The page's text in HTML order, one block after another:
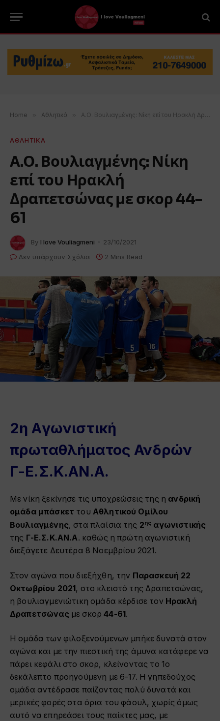
Home » Αθλητικά » Α.Ο. Βουλιαγμένης: Νίκη επί του Ηρακλή Δραπετσώνας με σκορ 44-61
ΑΘΛΗΤΙΚΑ
Α.Ο. Βουλιαγμένης: Νίκη
επί του Ηρακλή
Δραπετσώνας με σκορ 44-
61
By I love Vouliagmeni
23/10/2021
Δεν υπάρχουν Σχόλια
2 Mins Read
2η Αγωνιστική
πρωταθλήματος Ανδρών
Γ-Ε.Σ.Κ.ΑΝ.Α.
Με νίκη ξεκίνησε τις υποχρεώσεις της η ανδρική
ομάδα μπάσκετ του Αθλητικού Ομίλου
Βουλιαγμένης, στα πλαίσια της 2ης αγωνιστικής
της Γ-Ε.Σ.Κ.ΑΝ.Α. καθώς η πρώτη αγωνιστική
διεξάγετε Δευτέρα 8 Νοεμβρίου 2021.
Στον αγώνα που διεξήχθη, την Παρασκευή 22
Οκτωβρίου 2021, στο κλειστό της Δραπετσώνας,
η βουλιαγμενιώτικη ομάδα κέρδισε τον Ηρακλή
Δραπετσώνας με σκορ44-61.
Η ομάδα των φιλοξενούμενων μπήκε δυνατά στον
αγώνα και με την πιεστική της άμυνα κατάφερε να
πάρει κεφάλι στο σκορ, κλείνοντας το 1ο
δεκάλεπτο προηγούμενη με 6-17. Η γηπεδούχος
ομάδα αντέδρασε παίζοντας πολύ δυνατά και
μερικές φορές στα όρια του φάουλ, χωρίς όμως
αυτό να επηρεάσει τους παίκτες μας, με